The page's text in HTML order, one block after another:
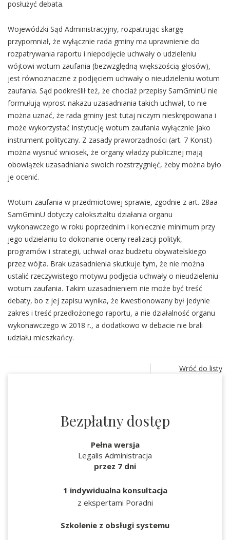
posłużyć debata.
Wojewódzki Sąd Administracyjny, rozpatrując skargę
przypomniał, że wyłącznie rada gminy ma uprawnienie do
rozpatrywania raportu i niepodjęcie uchwały o udzieleniu
wójtowi wotum zaufania (bezwzględną większością głosów),
jest równoznaczne z podjęciem uchwały o nieudzieleniu wotum
zaufania. Sąd podkreślił też, że chociaż przepisy SamGminU nie
formułują wprost nakazu uzasadniania takich uchwał, to nie
można uznać, że rada gminy jest tutaj niczym nieskrępowana i
może wykorzystać instytucję wotum zaufania wyłącznie jako
instrument polityczny. Z zasady praworządności (art. 7 Konst)
można wysnuć wniosek, że organy władzy publicznej mają
obowiązek uzasadniania swoich rozstrzygnięć, żeby można było
je ocenić.
Wotum zaufania w przedmiotowej sprawie, zgodnie z art. 28aa
SamGminU dotyczy całokształtu działania organu
wykonawczego w roku poprzednim i koniecznie minimum przy
jego udzielaniu to dokonanie oceny realizacji polityk,
programów i strategii, uchwał oraz budżetu obywatelskiego
przez wójta. Brak uzasadnienia skutkuje tym, że nie można
ustalić rzeczywistego motywu podjęcia uchwały o nieudzieleniu
wotum zaufania. Takim uzasadnieniem nie może być treść
debaty, bo z jej zapisu wynika, że kwestionowany był jedynie
zakres i treść przedłożonego raportu, a nie działalność organu
wykonawczego w 2018 r., a dodatkowo w debacie nie brali
udziału mieszkańcy.
Wróć do listy
Bezpłatny dostęp
Pełna wersja
Legalis Administracja
przez 7 dni
1 indywidualna konsultacja
z ekspertami Poradni
Szkolenie z obsługi systemu